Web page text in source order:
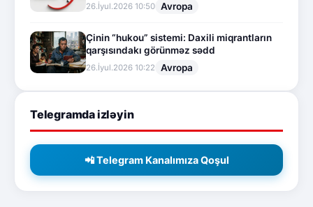
26.İyul.2026 10:50 Avropa
Çinin “hukou” sistemi: Daxili miqrantların
qarşısındakı görünməz sədd
26.İyul.2026 10:22 Avropa
Telegramda izləyin
📲 Telegram Kanalımıza Qoşul